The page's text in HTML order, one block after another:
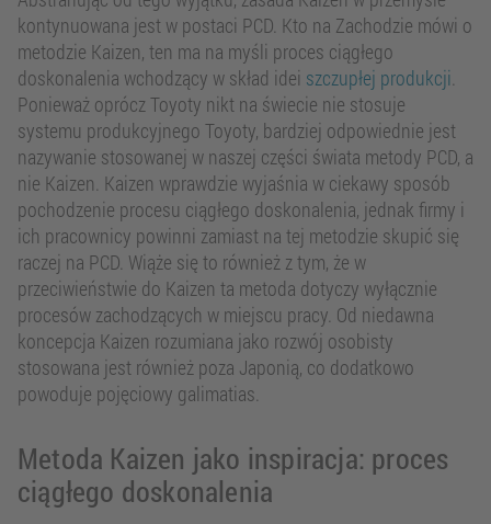
kontynuowana jest w postaci PCD. Kto na Zachodzie mówi o
metodzie Kaizen, ten ma na myśli proces ciągłego
doskonalenia wchodzący w skład idei szczupłej produkcji.
Ponieważ oprócz Toyoty nikt na świecie nie stosuje
systemu produkcyjnego Toyoty, bardziej odpowiednie jest
nazywanie stosowanej w naszej części świata metody PCD, a
nie Kaizen. Kaizen wprawdzie wyjaśnia w ciekawy sposób
pochodzenie procesu ciągłego doskonalenia, jednak firmy i
ich pracownicy powinni zamiast na tej metodzie skupić się
raczej na PCD. Wiąże się to również z tym, że w
przeciwieństwie do Kaizen ta metoda dotyczy wyłącznie
procesów zachodzących w miejscu pracy. Od niedawna
koncepcja Kaizen rozumiana jako rozwój osobisty
stosowana jest również poza Japonią, co dodatkowo
powoduje pojęciowy galimatias.
Metoda Kaizen jako inspiracja: proces
ciągłego doskonalenia